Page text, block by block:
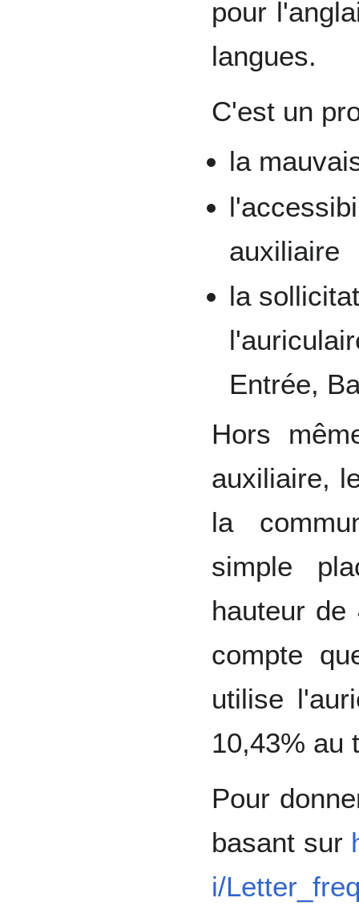
pour
langues.
C'est un
la
auxiliaire
la
Entrée,
Hors
auxiliaire,
la
simple
hauteur
compte
utilise
10,43% au
Pour
basant sur
i/